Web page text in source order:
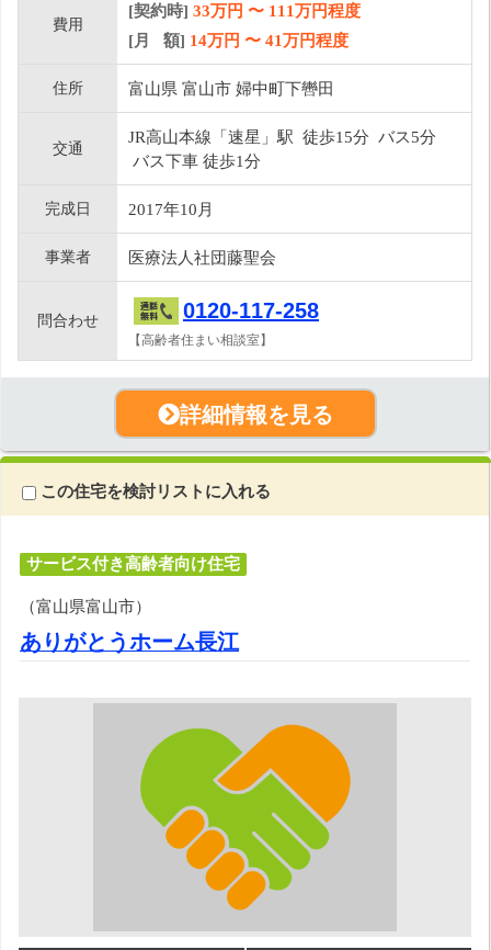
費用
[契約時] 33万円 〜 111万円程度
[月 額] 14万円 〜 41万円程度
住所 富山県 富山市 婦中町下轡田
交通
JR高山本線「速星」駅 徒歩15分 バス5分
バス下車 徒歩1分
完成日 2017年10月
事業者 医療法人社団藤聖会
問合わせ 0120-117-258
【高齢者住まい相談室】
詳細情報を見る
この住宅を検討リストに入れる
サービス付き高齢者向け住宅
（富山県富山市）
ありがとうホーム長江